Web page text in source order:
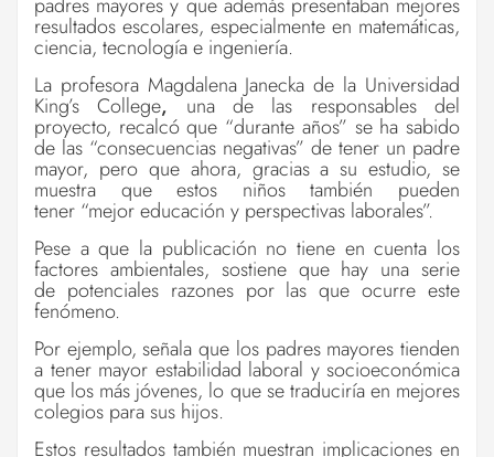
resultados escolares, especialmente en matemáticas,
ciencia, tecnología e ingeniería.
La profesora Magdalena Janecka de la Universidad
King’s College, una de las responsables del
proyecto, recalcó que “durante años” se ha sabido
de las “consecuencias negativas” de tener un padre
mayor, pero que ahora, gracias a su estudio, se
muestra que estos niños también pueden
tener “mejor educación y perspectivas laborales”.
Pese a que la publicación no tiene en cuenta los
factores ambientales, sostiene que hay una serie
de potenciales razones por las que ocurre este
fenómeno.
Por ejemplo, señala que los padres mayores tienden
a tener mayor estabilidad laboral y socioeconómica
que los más jóvenes, lo que se traduciría en mejores
colegios para sus hijos.
Estos resultados también muestran implicaciones en